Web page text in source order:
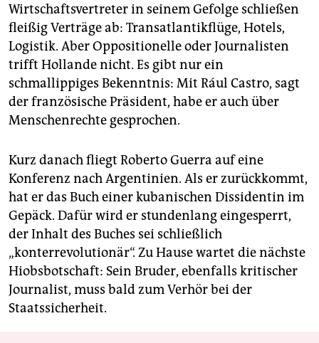
Wirtschaftsvertreter in seinem Gefolge schließen
fleißig Verträge ab: Transatlantikflüge, Hotels,
Logistik. Aber Oppositionelle oder Journalisten
trifft Hollande nicht. Es gibt nur ein
schmallippiges Bekenntnis: Mit Rául Castro, sagt
der französische Präsident, habe er auch über
Menschenrechte gesprochen.
Kurz danach fliegt Roberto Guerra auf eine
Konferenz nach Argentinien. Als er zurückkommt,
hat er das Buch einer kubanischen Dissidentin im
Gepäck. Dafür wird er stundenlang eingesperrt,
der Inhalt des Buches sei schließlich
„konterrevolutionär“. Zu Hause wartet die nächste
Hiobsbotschaft: Sein Bruder, ebenfalls kritischer
Journalist, muss bald zum Verhör bei der
Staatssicherheit.